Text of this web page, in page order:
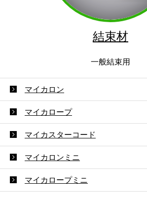
結束材
一般結束用
マイカロン
マイカロープ
マイカスターコード
マイカロンミニ
マイカロープミニ